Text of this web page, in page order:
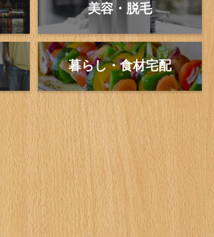
美容・脱毛
暮らし・食材宅配